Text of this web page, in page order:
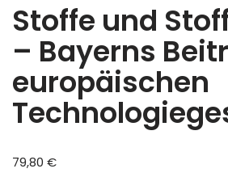
Stoffe und
– Bayerns
europäischen
79,80 €